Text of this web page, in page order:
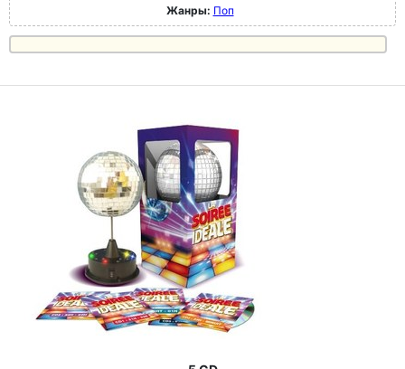
Жанры: Поп